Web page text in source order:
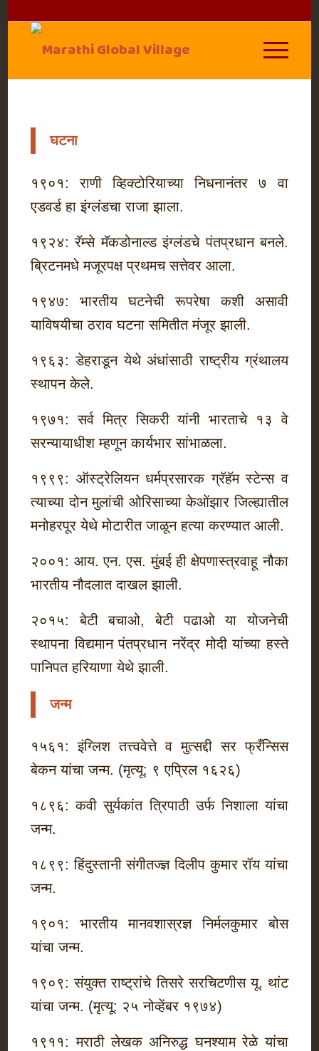
घटना
१९०१: राणी व्हिक्टोरियाच्या निधनानंतर ७ वा
एडवर्ड हा इंग्लंडचा राजा झाला.
१९२४: रॅम्से मॅकडोनाल्ड इंग्लंडचे पंतप्रधान बनले.
ब्रिटनमधे मजूरपक्ष प्रथमच सत्तेवर आला.
१९४७: भारतीय घटनेची रूपरेषा कशी असावी
याविषयीचा ठराव घटना समितीत मंजूर झाली.
१९६३: डेहराडून येथे अंधांसाठी राष्ट्रीय ग्रंथालय
स्थापन केले.
१९७१: सर्व मित्र सिकरी यांनी भारताचे १३ वे
सरन्यायाधीश म्हणून कार्यभार सांभाळला.
१९९९: ऑस्ट्रेलियन धर्मप्रसारक ग्रॅहॅम स्टेन्स व
त्याच्या दोन मुलांची ओरिसाच्या केओंझार जिल्ह्यातील
मनोहरपूर येथे मोटारीत जाळून हत्या करण्यात आली.
२००१: आय. एन. एस. मुंबई ही क्षेपणास्त्रवाहू नौका
भारतीय नौदलात दाखल झाली.
२०१५: बेटी बचाओ, बेटी पढाओ या योजनेची
स्थापना विद्यमान पंतप्रधान नरेंद्र मोदी यांच्या हस्ते
पानिपत हरियाणा येथे झाली.
जन्म
१५६१: इंग्लिश तत्त्ववेत्ते व मुत्सद्दी सर फ्रँन्सिस
बेकन यांचा जन्म. (मृत्यू: ९ एप्रिल १६२६)
१८९६: कवी सुर्यकांत त्रिपाठी उर्फ निशाला यांचा
जन्म.
१८९९: हिंदुस्तानी संगीतज्ज्ञ दिलीप कुमार रॉय यांचा
जन्म.
१९०१: भारतीय मानवशास्रज्ञ निर्मलकुमार बोस
यांचा जन्म.
१९०९: संयुक्त राष्ट्रांचे तिसरे सरचिटणीस यू. थांट
यांचा जन्म. (मृत्यू: २५ नोव्हेंबर १९७४)
१९११: मराठी लेखक अनिरुद्ध घनश्याम रेळे यांचा